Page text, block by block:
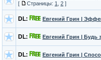
[
Страницы: 1 2 ]
DL: Евгений Грин |
DL: Евгений Грин | Будь
DL: Евгений Грин |